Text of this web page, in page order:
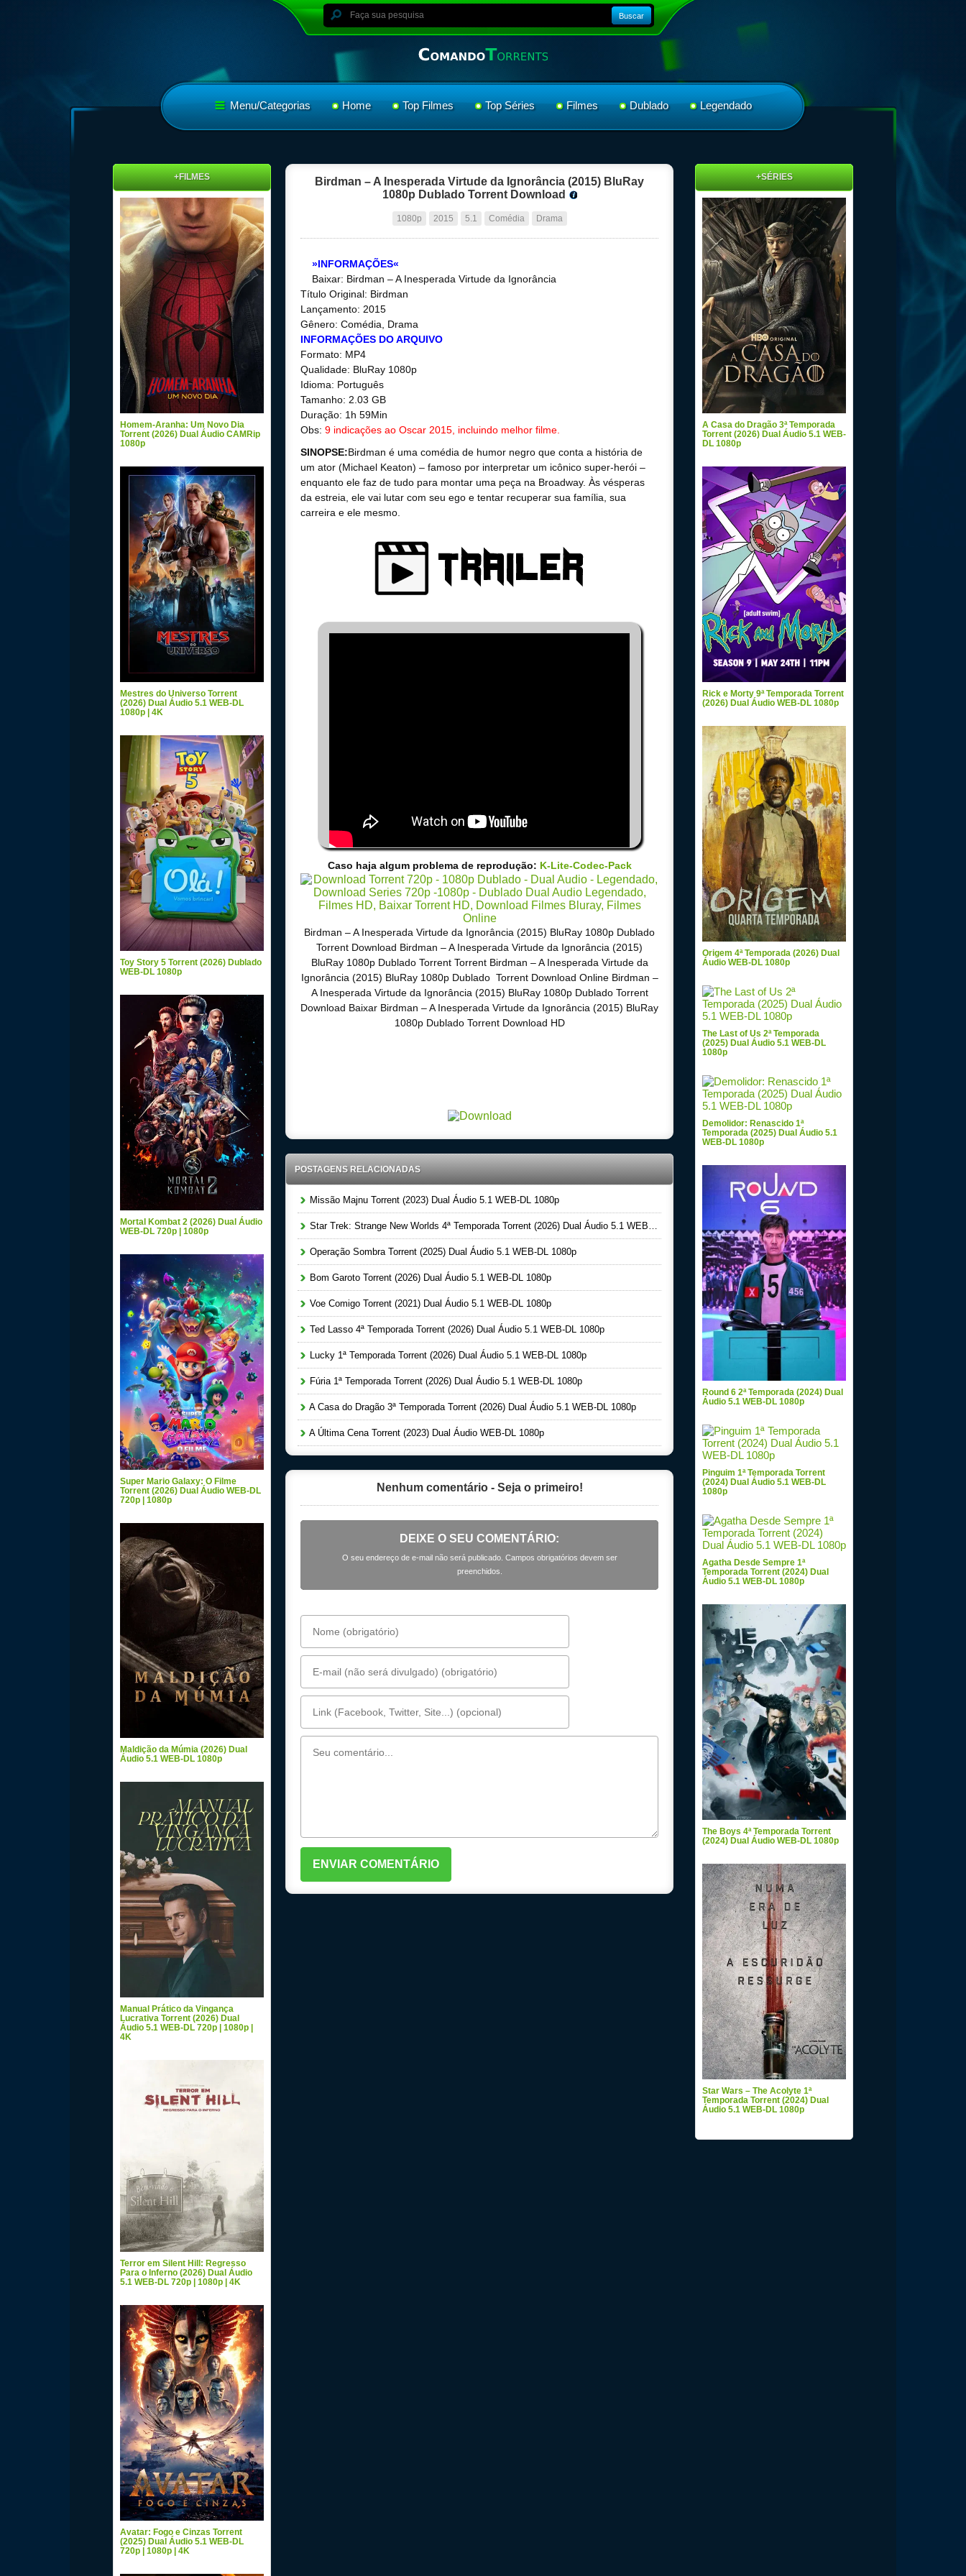
Buscar
Menu/Categorias Home Top Filmes Top Séries Filmes Dublado Legendado
Birdman – A Inesperada Virtude da Ignorância (2015) BluRay
1080p Dublado Torrent Download
1080p 2015 5.1 Comédia Drama
»INFORMAÇÕES«
Baixar: Birdman – A Inesperada Virtude da Ignorância
Título Original: Birdman
Lançamento: 2015
Gênero: Comédia, Drama
INFORMAÇÕES DO ARQUIVO
Formato: MP4
Qualidade: BluRay 1080p
Idioma: Português
Tamanho: 2.03 GB
Duração: 1h 59Min
Obs: 9 indicações ao Oscar 2015, incluindo melhor filme.
SINOPSE:Birdman é uma comédia de humor negro que conta a história de
um ator (Michael Keaton) – famoso por interpretar um icônico super-herói –
enquanto ele faz de tudo para montar uma peça na Broadway. Às vésperas
da estreia, ele vai lutar com seu ego e tentar recuperar sua família, sua
carreira e ele mesmo.
Caso haja algum problema de reprodução: K-Lite-Codec-Pack
Birdman – A Inesperada Virtude da Ignorância (2015) BluRay 1080p Dublado
Torrent Download Birdman – A Inesperada Virtude da Ignorância (2015)
BluRay 1080p Dublado Torrent Torrent Birdman – A Inesperada Virtude da
Ignorância (2015) BluRay 1080p Dublado Torrent Download Online Birdman –
A Inesperada Virtude da Ignorância (2015) BluRay 1080p Dublado Torrent
Download Baixar Birdman – A Inesperada Virtude da Ignorância (2015) BluRay
1080p Dublado Torrent Download HD
POSTAGENS RELACIONADAS
Missão Majnu Torrent (2023) Dual Áudio 5.1 WEB-DL 1080p
Star Trek: Strange New Worlds 4ª Temporada Torrent (2026) Dual Áudio 5.1 WEB-DL 1080p
Operação Sombra Torrent (2025) Dual Áudio 5.1 WEB-DL 1080p
Bom Garoto Torrent (2026) Dual Áudio 5.1 WEB-DL 1080p
Voe Comigo Torrent (2021) Dual Áudio 5.1 WEB-DL 1080p
Ted Lasso 4ª Temporada Torrent (2026) Dual Áudio 5.1 WEB-DL 1080p
Lucky 1ª Temporada Torrent (2026) Dual Áudio 5.1 WEB-DL 1080p
Fúria 1ª Temporada Torrent (2026) Dual Áudio 5.1 WEB-DL 1080p
A Casa do Dragão 3ª Temporada Torrent (2026) Dual Áudio 5.1 WEB-DL 1080p
A Última Cena Torrent (2023) Dual Áudio WEB-DL 1080p
Nenhum comentário - Seja o primeiro!
DEIXE O SEU COMENTÁRIO:
O seu endereço de e-mail não será publicado. Campos obrigatórios devem ser
preenchidos.
+FILMES
Homem-Aranha: Um Novo Dia
Torrent (2026) Dual Áudio CAMRip
1080p
Mestres do Universo Torrent
(2026) Dual Áudio 5.1 WEB-DL
1080p | 4K
Toy Story 5 Torrent (2026) Dublado
WEB-DL 1080p
Mortal Kombat 2 (2026) Dual Áudio
WEB-DL 720p | 1080p
Super Mario Galaxy: O Filme
Torrent (2026) Dual Áudio WEB-DL
720p | 1080p
Maldição da Múmia (2026) Dual
Áudio 5.1 WEB-DL 1080p
Manual Prático da Vingança
Lucrativa Torrent (2026) Dual
Áudio 5.1 WEB-DL 720p | 1080p |
4K
Terror em Silent Hill: Regresso
Para o Inferno (2026) Dual Áudio
5.1 WEB-DL 720p | 1080p | 4K
Avatar: Fogo e Cinzas Torrent
(2025) Dual Áudio 5.1 WEB-DL
720p | 1080p | 4K
+SÉRIES
A Casa do Dragão 3ª Temporada
Torrent (2026) Dual Áudio 5.1 WEB-
DL 1080p
Rick e Morty 9ª Temporada Torrent
(2026) Dual Áudio WEB-DL 1080p
Origem 4ª Temporada (2026) Dual
Áudio WEB-DL 1080p
The Last of Us 2ª Temporada
(2025) Dual Áudio 5.1 WEB-DL
1080p
Demolidor: Renascido 1ª
Temporada (2025) Dual Áudio 5.1
WEB-DL 1080p
Round 6 2ª Temporada (2024) Dual
Áudio 5.1 WEB-DL 1080p
Pinguim 1ª Temporada Torrent
(2024) Dual Áudio 5.1 WEB-DL
1080p
Agatha Desde Sempre 1ª
Temporada Torrent (2024) Dual
Áudio 5.1 WEB-DL 1080p
The Boys 4ª Temporada Torrent
(2024) Dual Áudio WEB-DL 1080p
Star Wars – The Acolyte 1ª
Temporada Torrent (2024) Dual
Áudio 5.1 WEB-DL 1080p